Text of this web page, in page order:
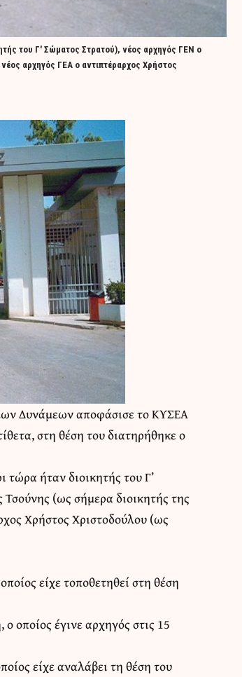
του Γ' Σώματος Στρατού), νέος αρχηγός ΓΕΝ ο
αρχηγός ΓΕΑ ο αντιπτέραρχος Χρήστος
Δυνάμεων αποφάσισε το ΚΥΣΕΑ
στη θέση του διατηρήθηκε ο
ήταν διοικητής του Γ’
(ως σήμερα διοικητής της
Χρήστος Χριστοδούλου (ως
είχε τοποθετηθεί στη θέση
οποίος έγινε αρχηγός στις 15
είχε αναλάβει τη θέση του